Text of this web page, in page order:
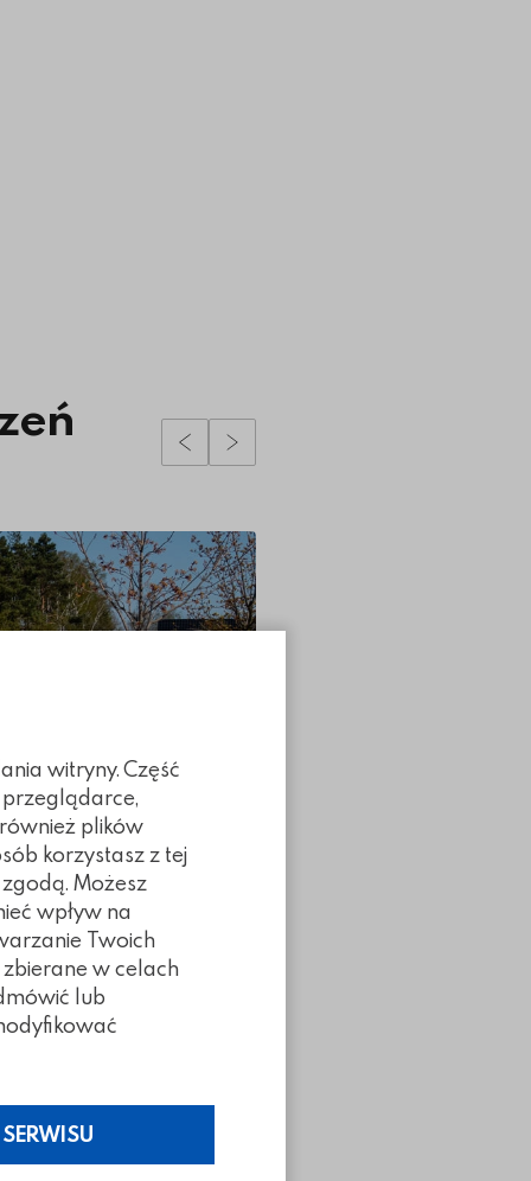
witryny. Część
plików
korzystasz z tej
Możesz
wpływ na
Twoich
w celach
lub
Poprzedni slidy
Następny slidy